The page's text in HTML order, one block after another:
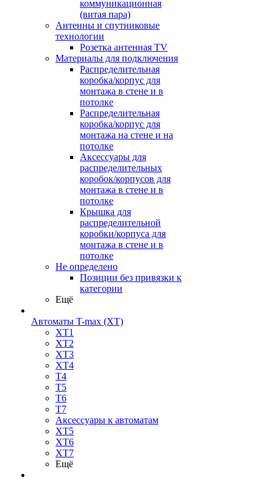
коммуникационная
(витая пара)
Антенны и спутниковые
технологии
Розетка антенная TV
Материалы для подключения
Распределительная
коробка/корпус для
монтажа в стене и в
потолке
Распределительная
коробка/корпус для
монтажа на стене и на
потолке
Аксессуары для
распределительных
коробок/корпусов для
монтажа в стене и в
потолке
Крышка для
распределительной
коробки/корпуса для
монтажа в стене и в
потолке
Не определено
Позиции без привязки к
категории
Ещё
Автоматы T-max (XT)
XT1
XT2
XT3
XT4
T4
T5
T6
T7
Аксессуары к автоматам
XT5
XT6
XT7
Ещё